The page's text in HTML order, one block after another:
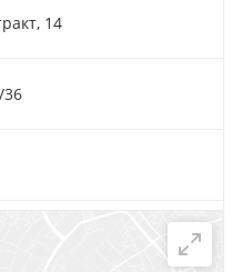
14
36
118Д, помещ. 15